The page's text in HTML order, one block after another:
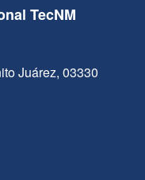
TecNM
Juárez, 03330